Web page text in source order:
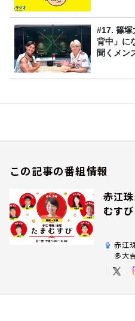
#17. 篠塚
背中」に
聞くメン
この記事の番組情報
赤江
むすび
赤江
多大